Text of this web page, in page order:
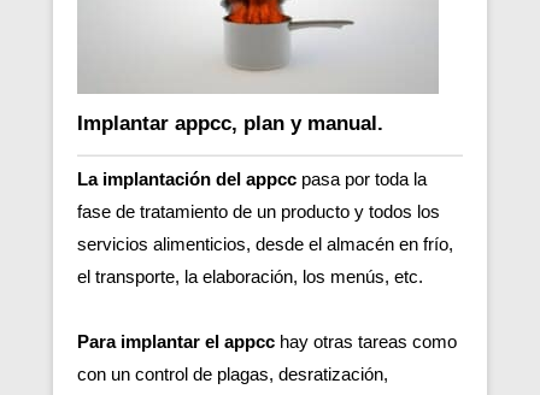
Implantar appcc, plan y manual.
La implantación del appcc pasa por toda la
fase de tratamiento de un producto y todos los
servicios alimenticios, desde el almacén en frío,
el transporte, la elaboración, los menús, etc.
Para implantar el appcc hay otras tareas como
con un control de plagas, desratización,